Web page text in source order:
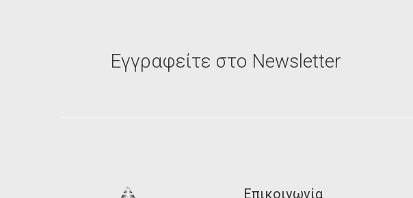
Εγγραφείτε στο Newsletter
Επικοινωνία